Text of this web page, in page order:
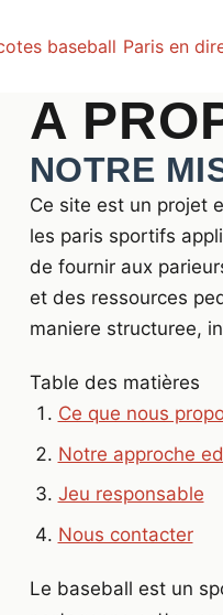
baseball Paris en
A
NOTRE
Ce site est un projet
les paris sportifs
de fournir aux
et des ressources
maniere structuree,
Table des matières
Ce que nous
Notre approche
Jeu responsable
Nous contacter
Le baseball est un